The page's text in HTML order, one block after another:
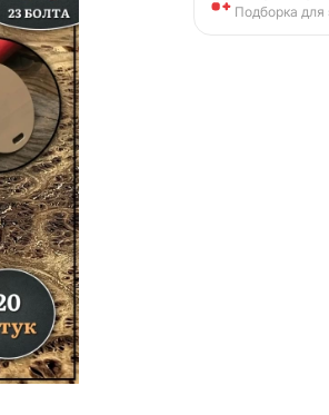
Подборка для